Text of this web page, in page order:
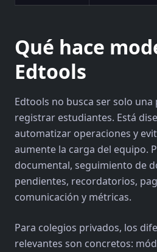
Qué hace
Edtools
Edtools no busca ser solo una
registrar estudiantes. Está
automatizar operaciones y
aumente la carga del equipo.
documental, seguimiento de
pendientes, recordatorios,
comunicación y métricas.
Para colegios privados, los
relevantes son concretos: